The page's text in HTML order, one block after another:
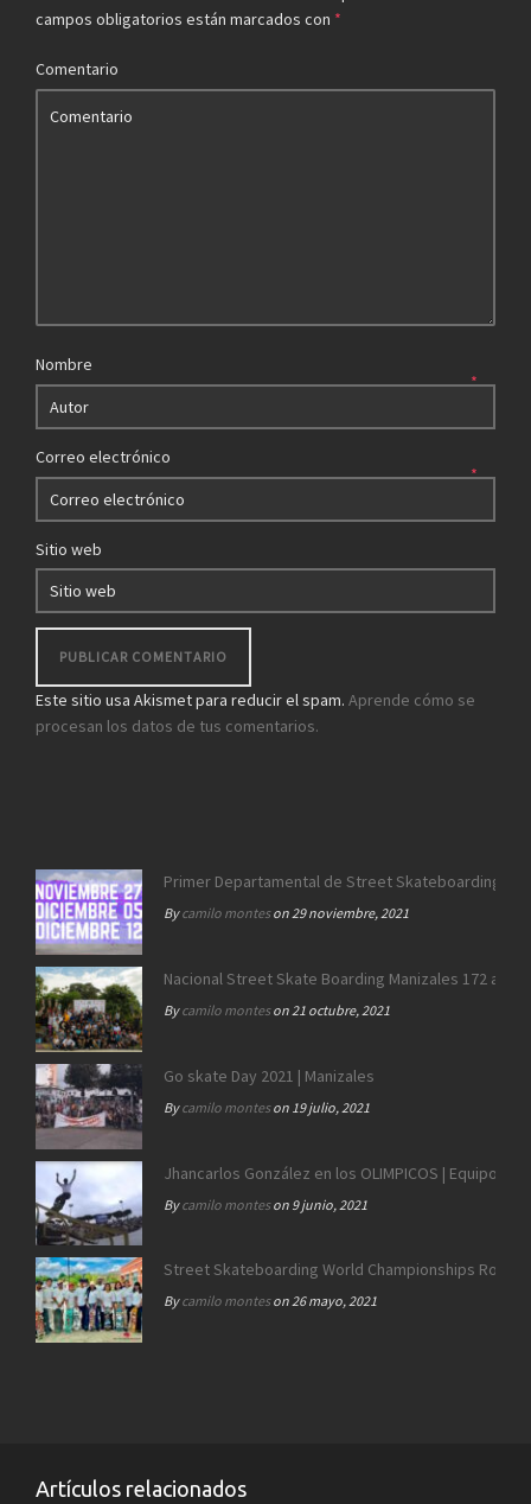
campos obligatorios están marcados con *
Comentario
Nombre
*
Correo electrónico
*
Sitio web
Este sitio usa Akismet para reducir el spam. Aprende cómo se
procesan los datos de tus comentarios.
Primer Departamental de Street Skateboarding de
Bycamilo monteson 29 noviembre, 2021
Nacional Street Skate Boarding Manizales 172 años
Bycamilo monteson 21 octubre, 2021
Go skate Day 2021 | Manizales
Bycamilo monteson 19 julio, 2021
Jhancarlos González en los OLIMPICOS | Equipo SB
Bycamilo monteson 9 junio, 2021
Street Skateboarding World Championships Roma
Bycamilo monteson 26 mayo, 2021
Artículos relacionados